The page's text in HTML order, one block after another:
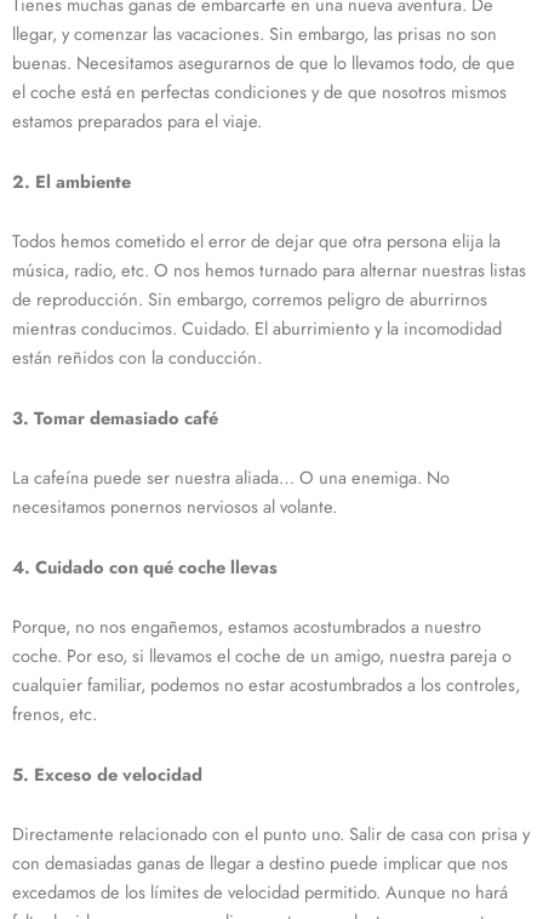
llegar, y comenzar las vacaciones. Sin embargo, las prisas no son
buenas. Necesitamos asegurarnos de que lo llevamos todo, de que
el coche está en perfectas condiciones y de que nosotros mismos
estamos preparados para el viaje.
2. El ambiente
Todos hemos cometido el error de dejar que otra persona elija la
música, radio, etc. O nos hemos turnado para alternar nuestras listas
de reproducción. Sin embargo, corremos peligro de aburrirnos
mientras conducimos. Cuidado. El aburrimiento y la incomodidad
están reñidos con la conducción.
3. Tomar demasiado café
La cafeína puede ser nuestra aliada… O una enemiga. No
necesitamos ponernos nerviosos al volante.
4. Cuidado con qué coche llevas
Porque, no nos engañemos, estamos acostumbrados a nuestro
coche. Por eso, si llevamos el coche de un amigo, nuestra pareja o
cualquier familiar, podemos no estar acostumbrados a los controles,
frenos, etc.
5. Exceso de velocidad
Directamente relacionado con el punto uno. Salir de casa con prisa y
con demasiadas ganas de llegar a destino puede implicar que nos
excedamos de los límites de velocidad permitido. Aunque no hará